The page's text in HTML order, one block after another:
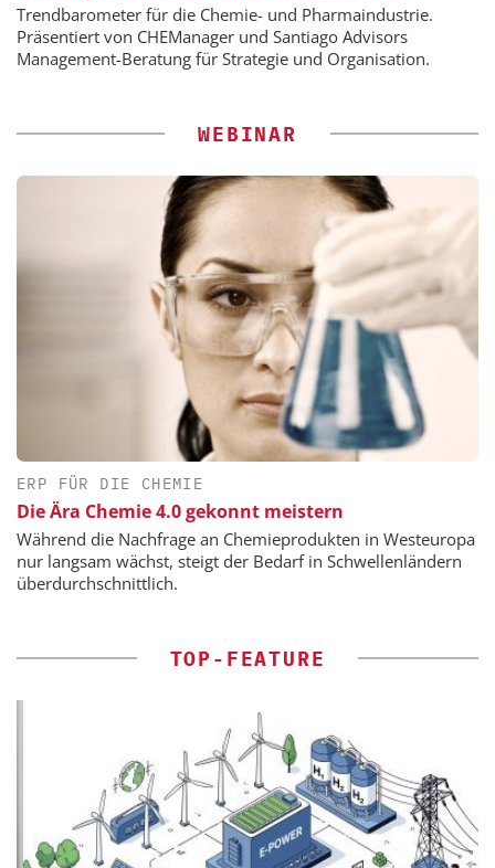
Trendbarometer für die Chemie- und Pharmaindustrie.
Präsentiert von CHEManager und Santiago Advisors
Management-Beratung für Strategie und Organisation.
WEBINAR
ERP FÜR DIE CHEMIE
Die Ära Chemie 4.0 gekonnt meistern
Während die Nachfrage an Chemieprodukten in Westeuropa
nur langsam wächst, steigt der Bedarf in Schwellenländern
überdurchschnittlich.
TOP-FEATURE